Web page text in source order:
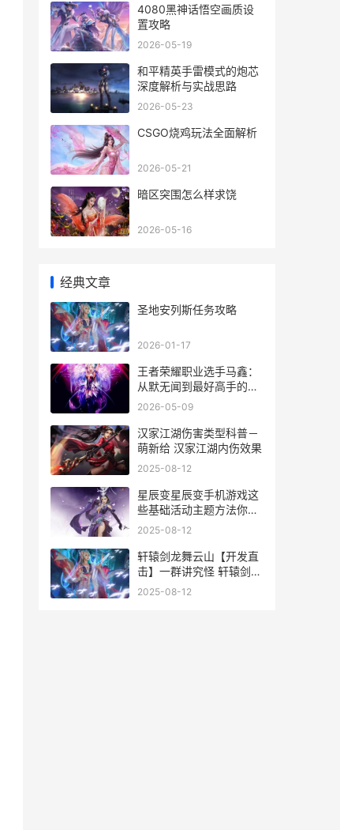
4080黑神话悟空画质设
置攻略
2026-05-19
和平精英手雷模式的炮芯
深度解析与实战思路
2026-05-23
CSGO烧鸡玩法全面解析
2026-05-21
暗区突围怎么样求饶
2026-05-16
经典文章
圣地安列斯任务攻略
2026-01-17
王者荣耀职业选手马鑫：
从默无闻到最好高手的成
长之路
2026-05-09
汉家江湖伤害类型科普－
萌新给 汉家江湖内伤效果
2025-08-12
星辰变星辰变手机游戏这
些基础活动主题方法你都
了解吗 星辰变手机
2025-08-12
轩辕剑龙舞云山【开发直
击】一群讲究怪 轩辕剑龙
舞云天山
2025-08-12